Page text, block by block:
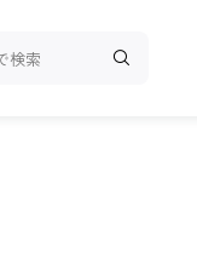
料理レシピ 話題